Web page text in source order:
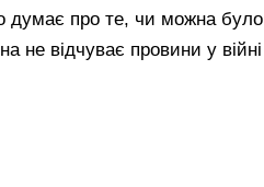
думає про те, чи можна було
не відчуває провини у війні